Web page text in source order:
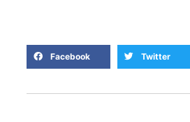
Facebook Twitter